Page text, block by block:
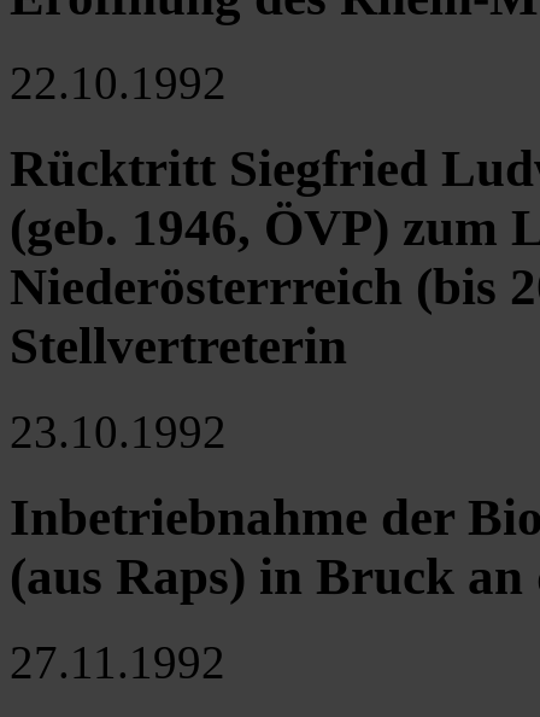
22.10.1992
Rücktritt Siegfried
(geb. 1946, ÖVP) zum
Niederösterrreich (bis
Stellvertreterin
23.10.1992
Inbetriebnahme der
(aus Raps) in Bruck
27.11.1992